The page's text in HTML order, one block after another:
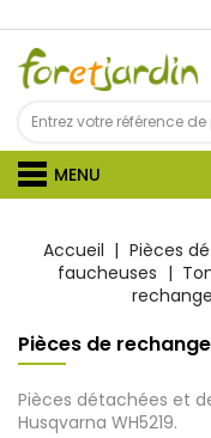
MENU
Accueil Pièces
faucheuses
Pièces de
Pièces détachées et
Husqvarna WH5219.